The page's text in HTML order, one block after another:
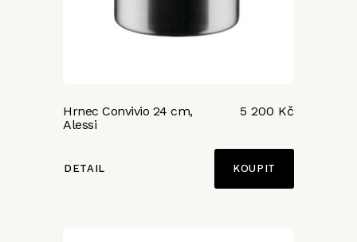
Hrnec Convivio 24 cm,
Alessi
5 200 Kč
DETAIL